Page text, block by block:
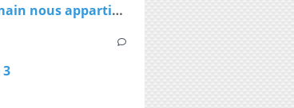
TF1 remplace Demain nous appartient par Sept à Huit, dès lundi à 19h05 le temps du confinement